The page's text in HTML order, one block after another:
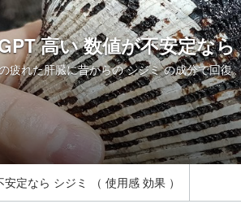
高い 数値が不安定な
疲れた肝臓に昔からの シジミ の成分で回
定なら シジミ （ 使用感 効果 ）